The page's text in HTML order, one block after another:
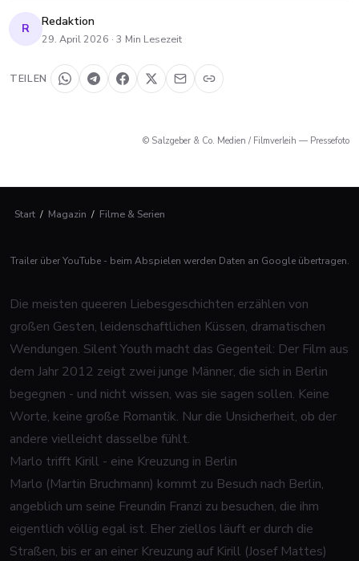
R Redaktion
29. April 2026 · 3 Min Lesezeit
TEILEN
© Salzgeber & Co. Medien / Filmverleih — Pressefoto
Start / Magazin / Filme & Serien
Trailer über YouTube - beim Abspielen werden Daten an Google übertragen.
Die meisten queeren Liebesgeschichten erzählen von
großen Gesten, leidenschaftlichen Küssen, dramatischen
Wendungen. Silent Youth macht das Gegenteil: Der Film aus
dem Jahr 2012 zeigt zwei junge Männer, die sich in Berlin
begegnen - und nicht wissen, was sie sagen sollen. Keine
Worte, keine große Romantik. Nur die Unsicherheit, ob der
andere vielleicht dasselbe fühlt.
Marlo trifft Kirill - eine Kreuzung in Berlin
Marlo (Martin Bruchmann) kommt zu Besuch nach Berlin,
angeblich um seine Freundin Franzi zu besuchen, die ihm
eigentlich völlig egal ist. Eher ziellos läuft er durch die
Straßen, bis er an einer Kreuzung auf Kirill (Josef Mattes)